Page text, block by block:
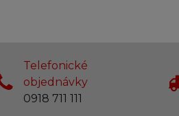
Telefonické
objednávky
0918 711 111